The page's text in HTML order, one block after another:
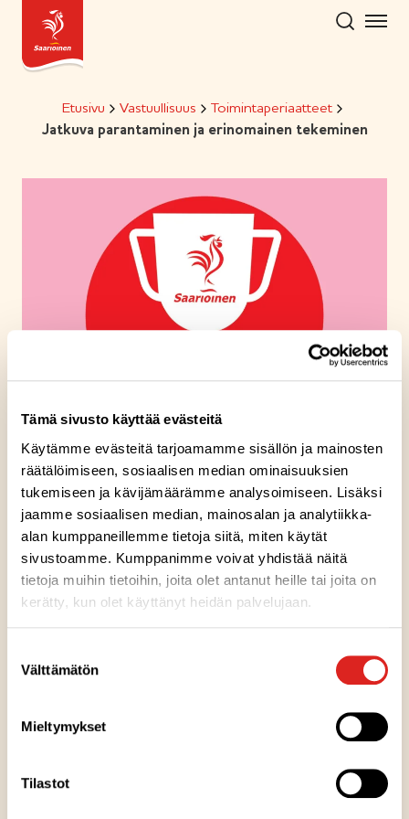
Tämä sivusto käyttää evästeitä
Käytämme evästeitä tarjoamamme sisällön ja mainosten
räätälöimiseen, sosiaalisen median ominaisuuksien
tukemiseen ja kävijämäärämme analysoimiseen. Lisäksi
jaamme sosiaalisen median, mainosalan ja analytiikka-
alan kumppaneillemme tietoja siitä, miten käytät
sivustoamme. Kumppanimme voivat yhdistää näitä
tietoja muihin tietoihin, joita olet antanut heille tai joita on
kerätty, kun olet käyttänyt heidän palvelujaan.
valinta
Välttämätön
Mieltymykset
Tilastot
Hyppää
sisältöön
Etusivu Vastuullisuus
Toimintaperiaatteet
Jatkuva parantaminen ja erinomainen tekeminen
JATKUVA PARANTAMINEN
JA ERINOMAINEN
TEKEMINEN
toimintaamme jatkuvasti. Seuraamme lainsäädännön
vaatimuksia ja vastaamme niihin toimintaamme
Asetamme tavoitteita suorituskykymme parantamiseksi,